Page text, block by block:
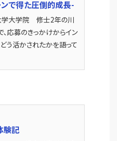
で得た圧倒的成長-
学大学院 修士2年の川
応募のきっかけからイン
う活かされたかを語って
験記